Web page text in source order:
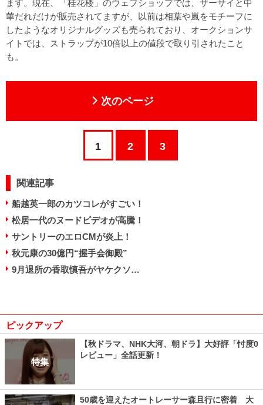
ます。現在、「桂花楼」のウェブショップでは、ザーサイと中
華だれだけが販売されてますが、以前は相葉や嵐をモチーフに
したようなオリジナルグッズも売られており、オークションサ
イトでは、ストラップが10倍以上の値段で取り引されたこと
も。
次のページ
1 2 3
関連記事
船越英一郎のカツコレがすごい！
松居一代のヌードビデオが高騰！
サントリーのエロCMが炎上！
秋元康の30億円“握手会御殿”
9月退所の香取慎吾がヤケクソ…
ピックアップ
特集
【秋ドラマ、NHK大河、朝ドラ】大好評「忖度0
レビュー」全話更新！
50歳を迎えたオートレーサー森且行に密着 大